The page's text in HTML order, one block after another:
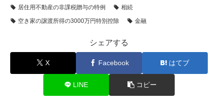
居住用不動産の非課税贈与の特例
相続
空き家の譲渡所得の3000万円特別控除
金融
シェアする
X Facebook はてブ
LINE コピー